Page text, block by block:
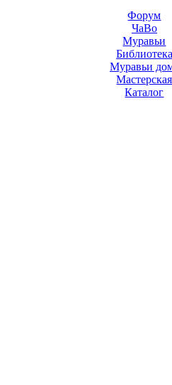
Форум
ЧаВо
Муравьи
Библиотека
Муравьи
Мастерская
Каталог